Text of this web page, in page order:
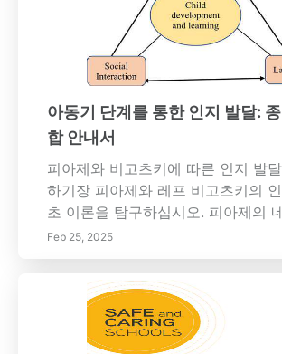
의성의 중요성을 발견하십시오. 어린
재료와 활동을 탐색할 수 있는 권한
니다. 이 기사는 협력 경험의 중요성
어린이가 팀워크를 이해하고 문제 해
양한 관점의 이점을 이해하도록 돕습
세계의 경험을 통합함으로써 교육
전통적인 교실 환경 밖에서 학습을
습니다. 개방형 질문과 실천 활동을
장려하는 팁을 통해 젊은 학습자들
고와 호기심을 촉진하세요. 마지막
의 노력과 성취를 축하하여 인내와
의 중요성을 강화하세요. 이 포괄적
조기 교육 환경에서 문제 해결 기술,
그리고 학습에 대한 평생 사랑을 키
강조합니다.
아동기 단계를 통한 인지 발달: 종
합 안내서
피아제와 비고츠키에 따른 인지 발
하기장 피아제와 레프 비고츠키의
초 이론을 탐구하십시오. 피아제의
각 운동, 전조작, 구체적 조작, 형식
아이들의 세계 이해의 진화를 보여
츠키의 사회문화 이론이 인지 성장에
상호작용과 문화적 도구의 중요성을
방법을 배웁니다. 이 종합 안내서는
사회적 상호작용 및 영양 등 인지 발
Feb 25, 2025